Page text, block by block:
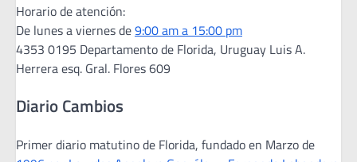
Horario de atención:
De lunes a viernes de9:00 am a 15:00 pm
4353 0195 Departamento de Florida, Uruguay Luis A.
Herrera esq. Gral. Flores 609
Diario Cambios
Primer diario matutino de Florida, fundado en Marzo de